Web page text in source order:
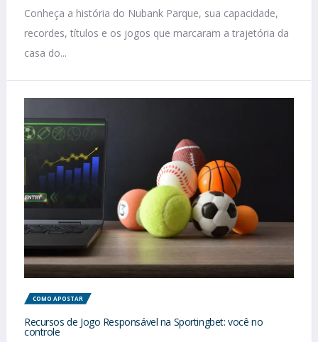
Conheça a história do Nubank Parque, sua capacidade,
recordes, títulos e os jogos que marcaram a trajetória da
casa do...
COMO APOSTAR
Recursos de Jogo Responsável na Sportingbet: você no
controle